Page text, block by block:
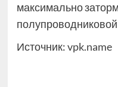
максимально
Источник:vpk.name